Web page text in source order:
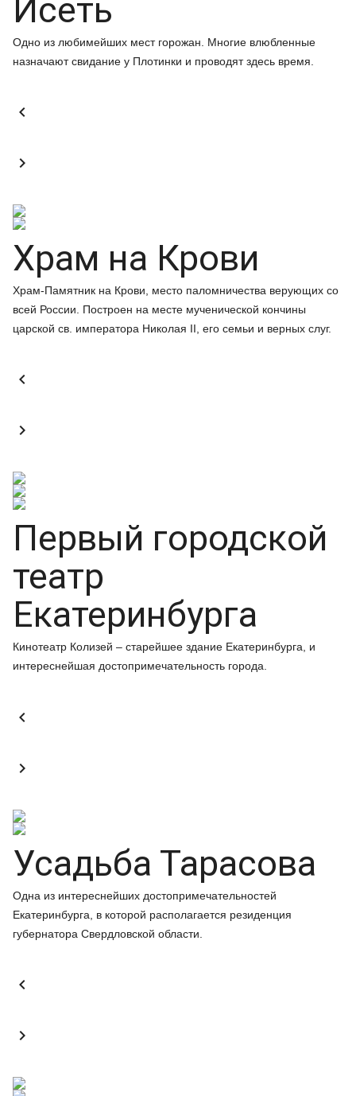
Исеть
Одно из любимейших мест горожан. Многие влюбленные
назначают свидание у Плотинки и проводят здесь время.


Храм на Крови
Храм-Памятник на Крови, место паломничества верующих со
всей России. Построен на месте мученической кончины
царской св. императора Николая II, его семьи и верных слуг.


Первый городской
театр
Екатеринбурга
Кинотеатр Колизей – старейшее здание Екатеринбурга, и
интереснейшая достопримечательность города.


Усадьба Тарасова
Одна из интереснейших достопримечательностей
Екатеринбурга, в которой располагается резиденция
губернатора Свердловской области.

